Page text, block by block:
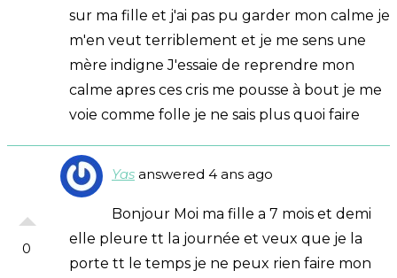
sur ma fille et j'ai pas pu garder mon calme je
m'en veut terriblement et je me sens une
mère indigne J'essaie de reprendre mon
calme apres ces cris me pousse à bout je me
voie comme folle je ne sais plus quoi faire
0
Yas answered 4 ans ago
Bonjour Moi ma fille a 7 mois et demi
elle pleure tt la journée et veux que je la
porte tt le temps je ne peux rien faire mon